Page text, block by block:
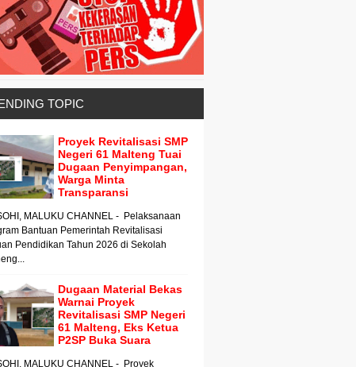
TOPIC
Proyek Revitalisasi SMP
Negeri 61 Malteng Tuai
Dugaan Penyimpangan,
Warga Minta
Transparansi
MALUKU CHANNEL - Pelaksanaan
Bantuan Pemerintah Revitalisasi
Pendidikan Tahun 2026 di Sekolah
Dugaan Material Bekas
Warnai Proyek
Revitalisasi SMP Negeri
61 Malteng, Eks Ketua
P2SP Buka Suara
MALUKU CHANNEL - Proyek